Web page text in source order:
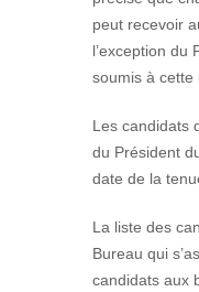
peut recevoir
l’exception du
soumis à cette
Les candidats
du Président
date de la
La liste des
Bureau qui
candidats aux